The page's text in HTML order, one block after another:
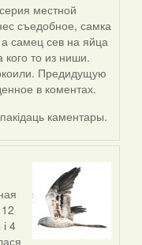
местной
съедобное, самка
самец сев на яйца
кого то из ниши.
Предидущую
в коментах.
каментары.
4